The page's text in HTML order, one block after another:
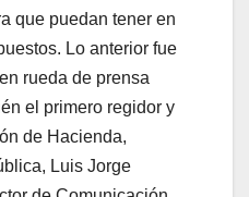
que puedan tener en
Lo anterior fue
rueda de prensa
el primero regidor y
de Hacienda,
Luis Jorge